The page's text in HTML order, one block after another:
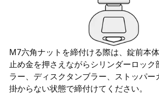
M7六角ナットを締付ける際は、錠前本
止め金を押さえながらシリンダーロック
ラー、ディスクタンブラー、ストッパー
掛からない状態で締付けてください。